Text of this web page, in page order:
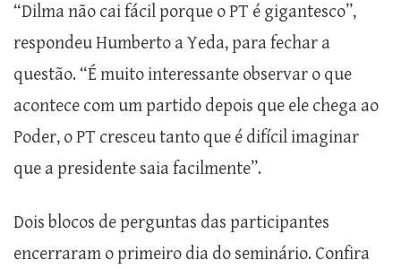
“Dilma não cai fácil porque o PT é gigantesco”,
respondeu Humberto a Yeda, para fechar a
questão. “É muito interessante observar o que
acontece com um partido depois que ele chega ao
Poder, o PT cresceu tanto que é difícil imaginar
que a presidente saia facilmente”.
Dois blocos de perguntas das participantes
encerraram o primeiro dia do seminário. Confira